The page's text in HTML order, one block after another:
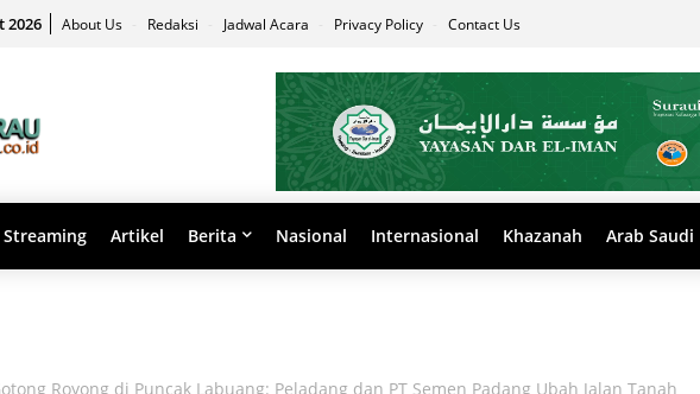
2026 About Us Redaksi Jadwal Acara Privacy Policy Contact Us
Streaming Artikel Berita Nasional Internasional Khazanah Arab Saudi
Royong di Puncak Labuang: Peladang dan PT Semen Padang Ubah Jalan Tanah